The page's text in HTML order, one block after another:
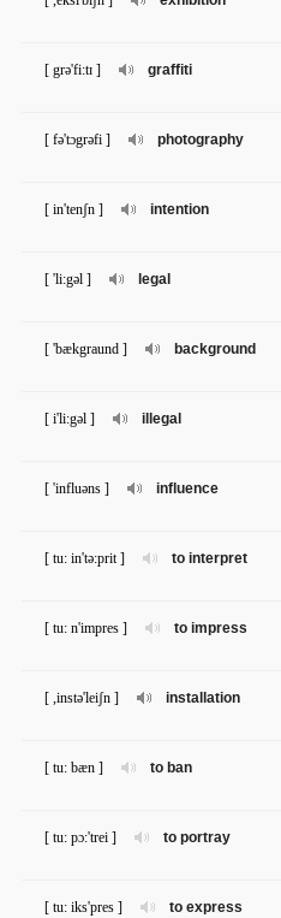
graffiti
[ grə'fi:tɪ ]
photography
[ fə'tɔgrəfi ]
intention
[ in'tenʃn ]
legal
[ 'li:gəl ]
background
[ 'bækgraund ]
illegal
[ i'li:gəl ]
influence
[ 'influəns ]
to interpret
[ tu: in'tə:prit ]
to impress
[ tu: n'impres ]
installation
[ ,instə'leiʃn ]
to ban
[ tu: bæn ]
to portray
[ tu: pɔ:'trei ]
to express
[ tu: iks'pres ]